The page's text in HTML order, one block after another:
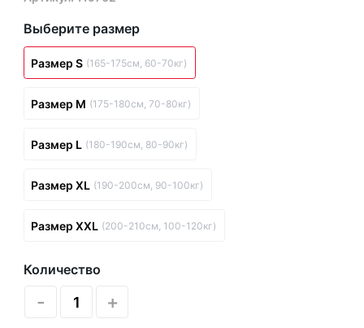
Выберите размер
Размер S (165-175см, 60-70кг)
Размер M (175-180см, 70-80кг)
Размер L (180-190см, 80-90кг)
Размер XL (190-200см, 90-100кг)
Размер XXL (200-210см, 100-120кг)
Количество
- +